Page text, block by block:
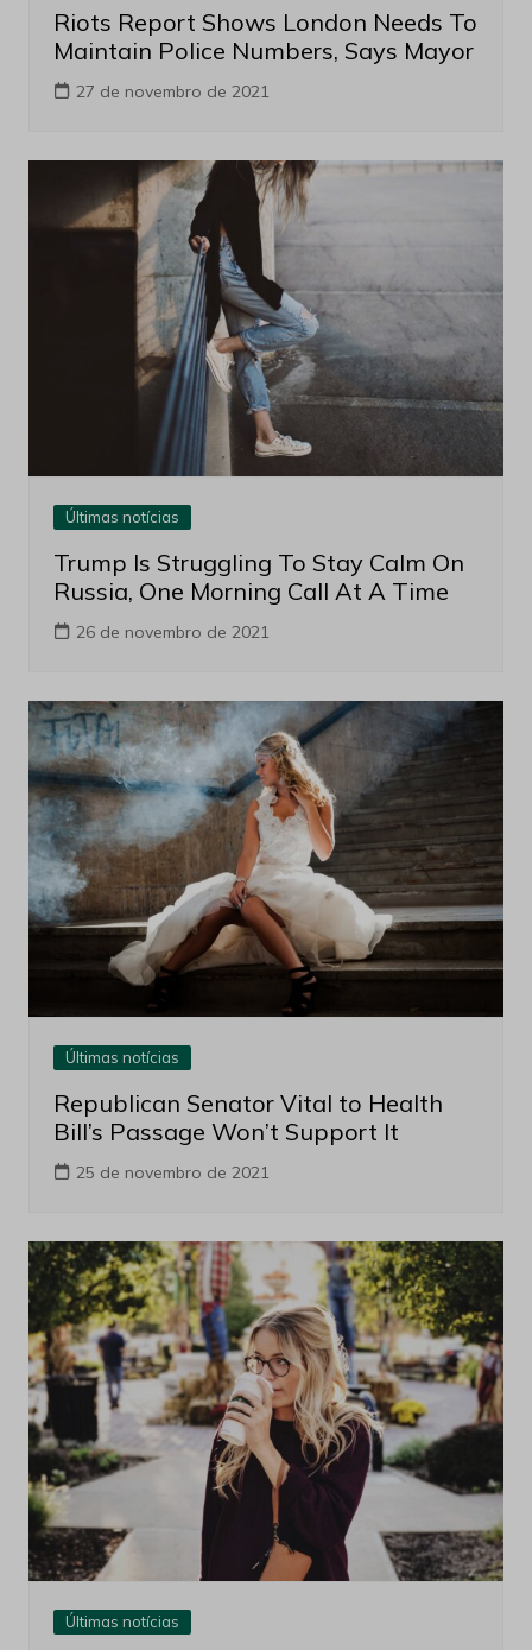
Riots Report Shows London Needs To
Maintain Police Numbers, Says Mayor
27 de novembro de 2021
Últimas notícias
Trump Is Struggling To Stay Calm On
Russia, One Morning Call At A Time
26 de novembro de 2021
Últimas notícias
Republican Senator Vital to Health
Bill’s Passage Won’t Support It
25 de novembro de 2021
Últimas notícias